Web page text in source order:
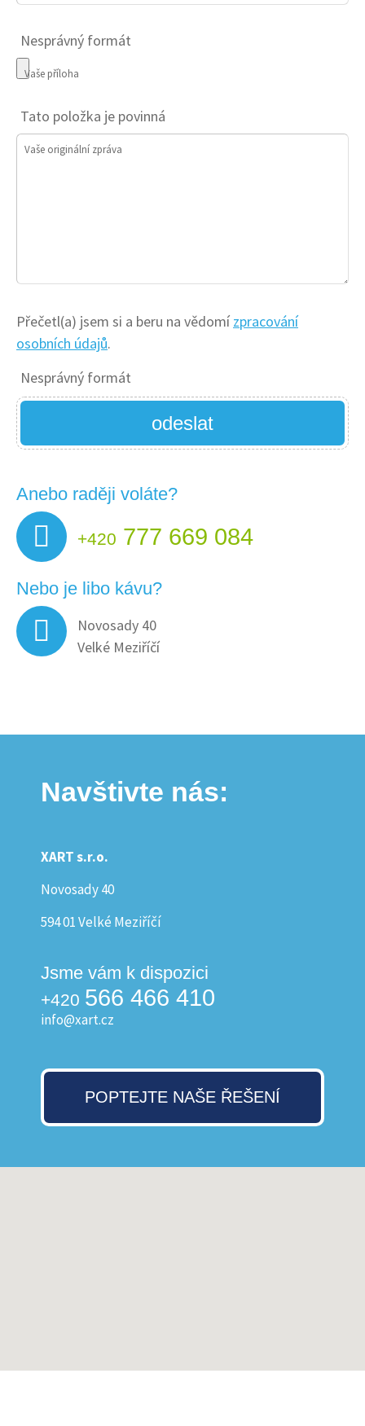
Nesprávný formát
Vaše příloha
Tato položka je povinná
Vaše originální zpráva
Přečetl(a) jsem si a beru na vědomí zpracování
osobních údajů.
Nesprávný formát
odeslat
Anebo raději voláte?
+420 777 669 084
Nebo je libo kávu?
Novosady 40
Velké Meziříčí
Navštivte nás:
XART s.r.o.
Novosady 40
594 01 Velké Meziříčí
Jsme vám k dispozici
+420 566 466 410
info@xart.cz
POPTEJTE NAŠE ŘEŠENÍ